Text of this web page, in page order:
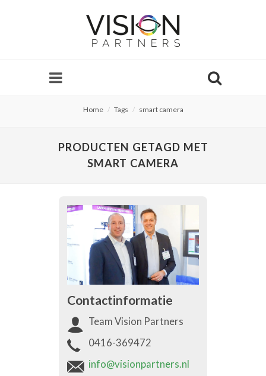
Home Tags smart camera
PRODUCTEN GETAGD MET
SMART CAMERA
Contactinformatie
Team Vision Partners
0416-369472
info@visionpartners.nl